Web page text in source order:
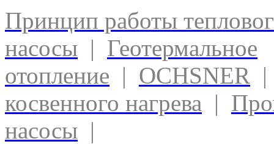
Принцип работы
насосы | Геотермальное
отопление | OCHSNER
косвенного нагрева |
насосы |